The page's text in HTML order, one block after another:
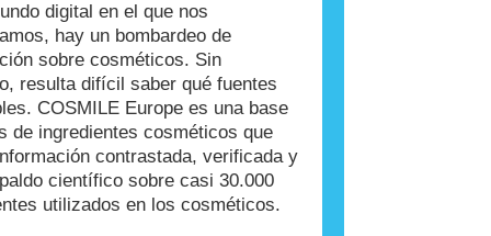
digital en el que nos
hay un bombardeo de
sobre cosméticos. Sin
resulta difícil saber qué fuentes
COSMILE Europe es una base
de ingredientes cosméticos que
contrastada, verificada y
científico sobre casi 30.000
utilizados en los cosméticos.